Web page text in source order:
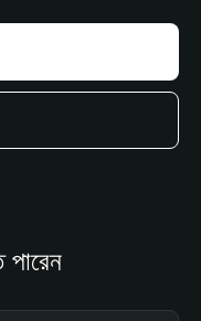
পারেন